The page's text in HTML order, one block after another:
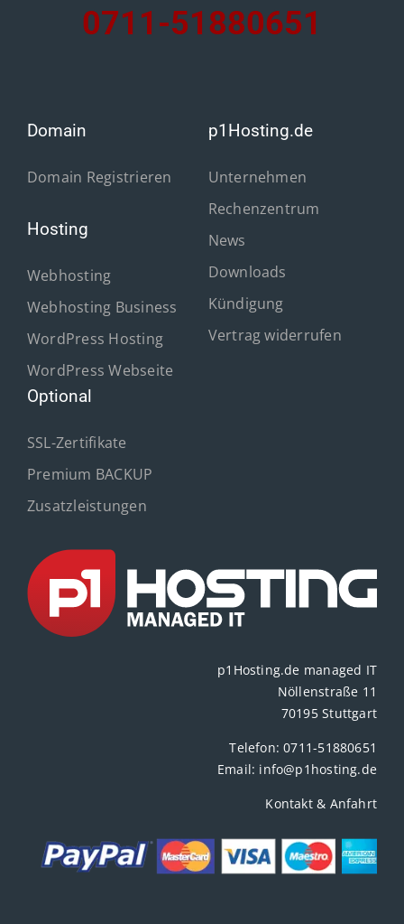
0711-51880651
Domain
Domain Registrieren
Hosting
Webhosting
Webhosting Business
WordPress Hosting
WordPress Webseite
Optional
SSL-Zertifikate
Premium BACKUP
Zusatzleistungen
p1Hosting.de
Unternehmen
Rechenzentrum
News
Downloads
Kündigung
Vertrag widerrufen
p1Hosting.de managed IT
Nöllenstraße 11
70195 Stuttgart
Telefon:0711-51880651
Email: info@p1hosting.de
Kontakt & Anfahrt